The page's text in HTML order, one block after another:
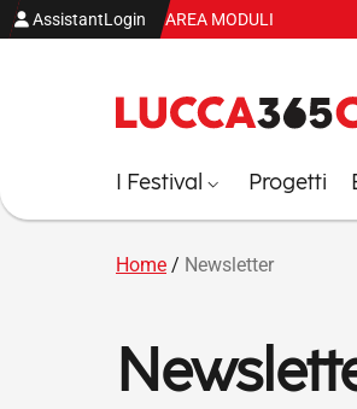
Vai al contenuto
AssistantLogin AREA MODULI
I Festival Progetti
Home / Newsletter